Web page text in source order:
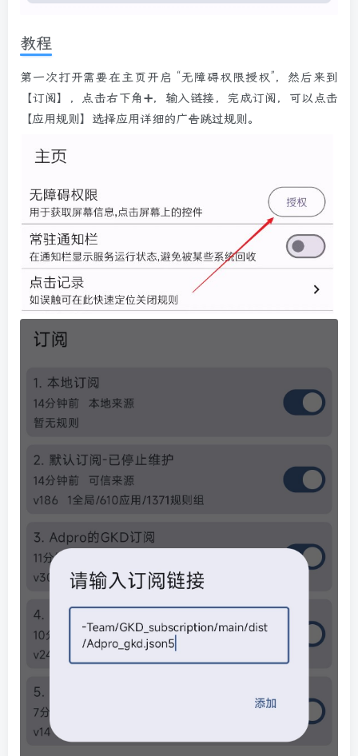
教程
第一次打开需要在主页开启 “无障碍权限授权”，然后来到
【订阅】，点击右下角➕，输入链接，完成订阅，可以点击
【应用规则】选择应用详细的广告跳过规则。